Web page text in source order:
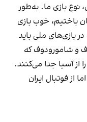
نوع بازی ما. به‌طور
باختیم، خوب بازی
بازی‌های ملی باید
و شامورودوف که
از آسیا جدا می‌کنند.
از فوتبال ایران